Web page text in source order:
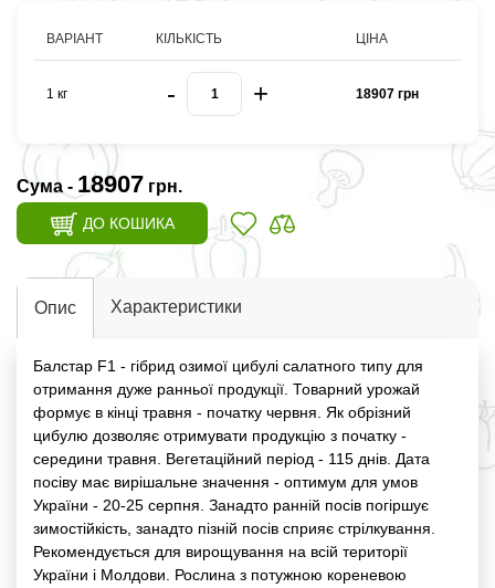
ВАРІАНТ КІЛЬКІСТЬ ЦІНА
1 кг - + 18907 грн
Сума - 18907 грн.
ДО КОШИКА
Опис Характеристики
Балстар F1 - гібрид озимої цибулі салатного типу для
отримання дуже ранньої продукції. Товарний урожай
формує в кінці травня - початку червня. Як обрізний
цибулю дозволяє отримувати продукцію з початку -
середини травня. Вегетаційний період - 115 днів. Дата
посіву має вирішальне значення - оптимум для умов
України - 20-25 серпня. Занадто ранній посів погіршує
зимостійкість, занадто пізній посів сприяє стрілкування.
Рекомендується для вирощування на всій території
України і Молдови. Рослина з потужною кореневою